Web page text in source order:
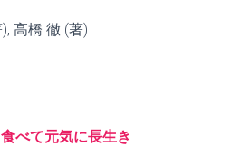
高橋 徹 (著)
べて元気に長生き